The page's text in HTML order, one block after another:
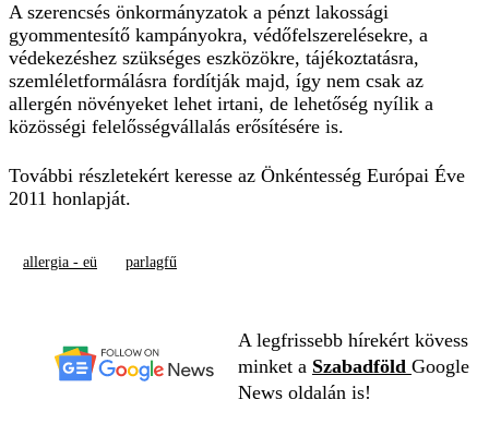
A szerencsés önkormányzatok a pénzt lakossági
gyommentesítő kampányokra, védőfelszerelésekre, a
védekezéshez szükséges eszközökre, tájékoztatásra,
szemléletformálásra fordítják majd, így nem csak az
allergén növényeket lehet irtani, de lehetőség nyílik a
közösségi felelősségvállalás erősítésére is.
További részletekért keresse az Önkéntesség Európai Éve
2011 honlapját.
allergia - eü parlagfű
A legfrissebb hírekért kövess
minket a Szabadföld Google
News oldalán is!